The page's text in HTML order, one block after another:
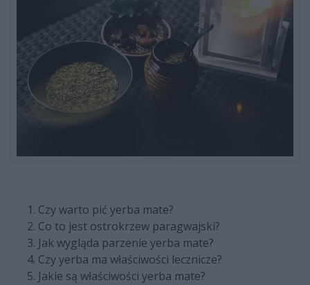
Czy warto pić yerba mate?
Co to jest ostrokrzew paragwajski?
Jak wygląda parzenie yerba mate?
Czy yerba ma właściwości lecznicze?
Jakie są właściwości yerba mate?